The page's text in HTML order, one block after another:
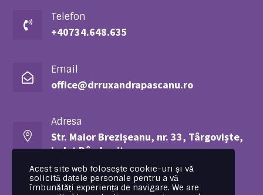

Telefon
+40734.648.635

Email
office@drruxandrapascanu.ro

Adresa
Str. Maior Brezișeanu, nr.33, Târgoviște,
județ Dâmbovița
Copyright © 2024 made byBeeCREATIVE
Acest site web folosește cookie-uri și vă
solicită datele personale pentru a vă
îmbunătăți experiența de navigare. We are